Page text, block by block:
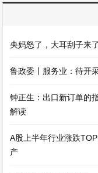
央妈怒了，大耳刮子来了
鲁政委丨服务业：待开
钟正生：出口新订单
解读
A股上半年行业涨跌
产